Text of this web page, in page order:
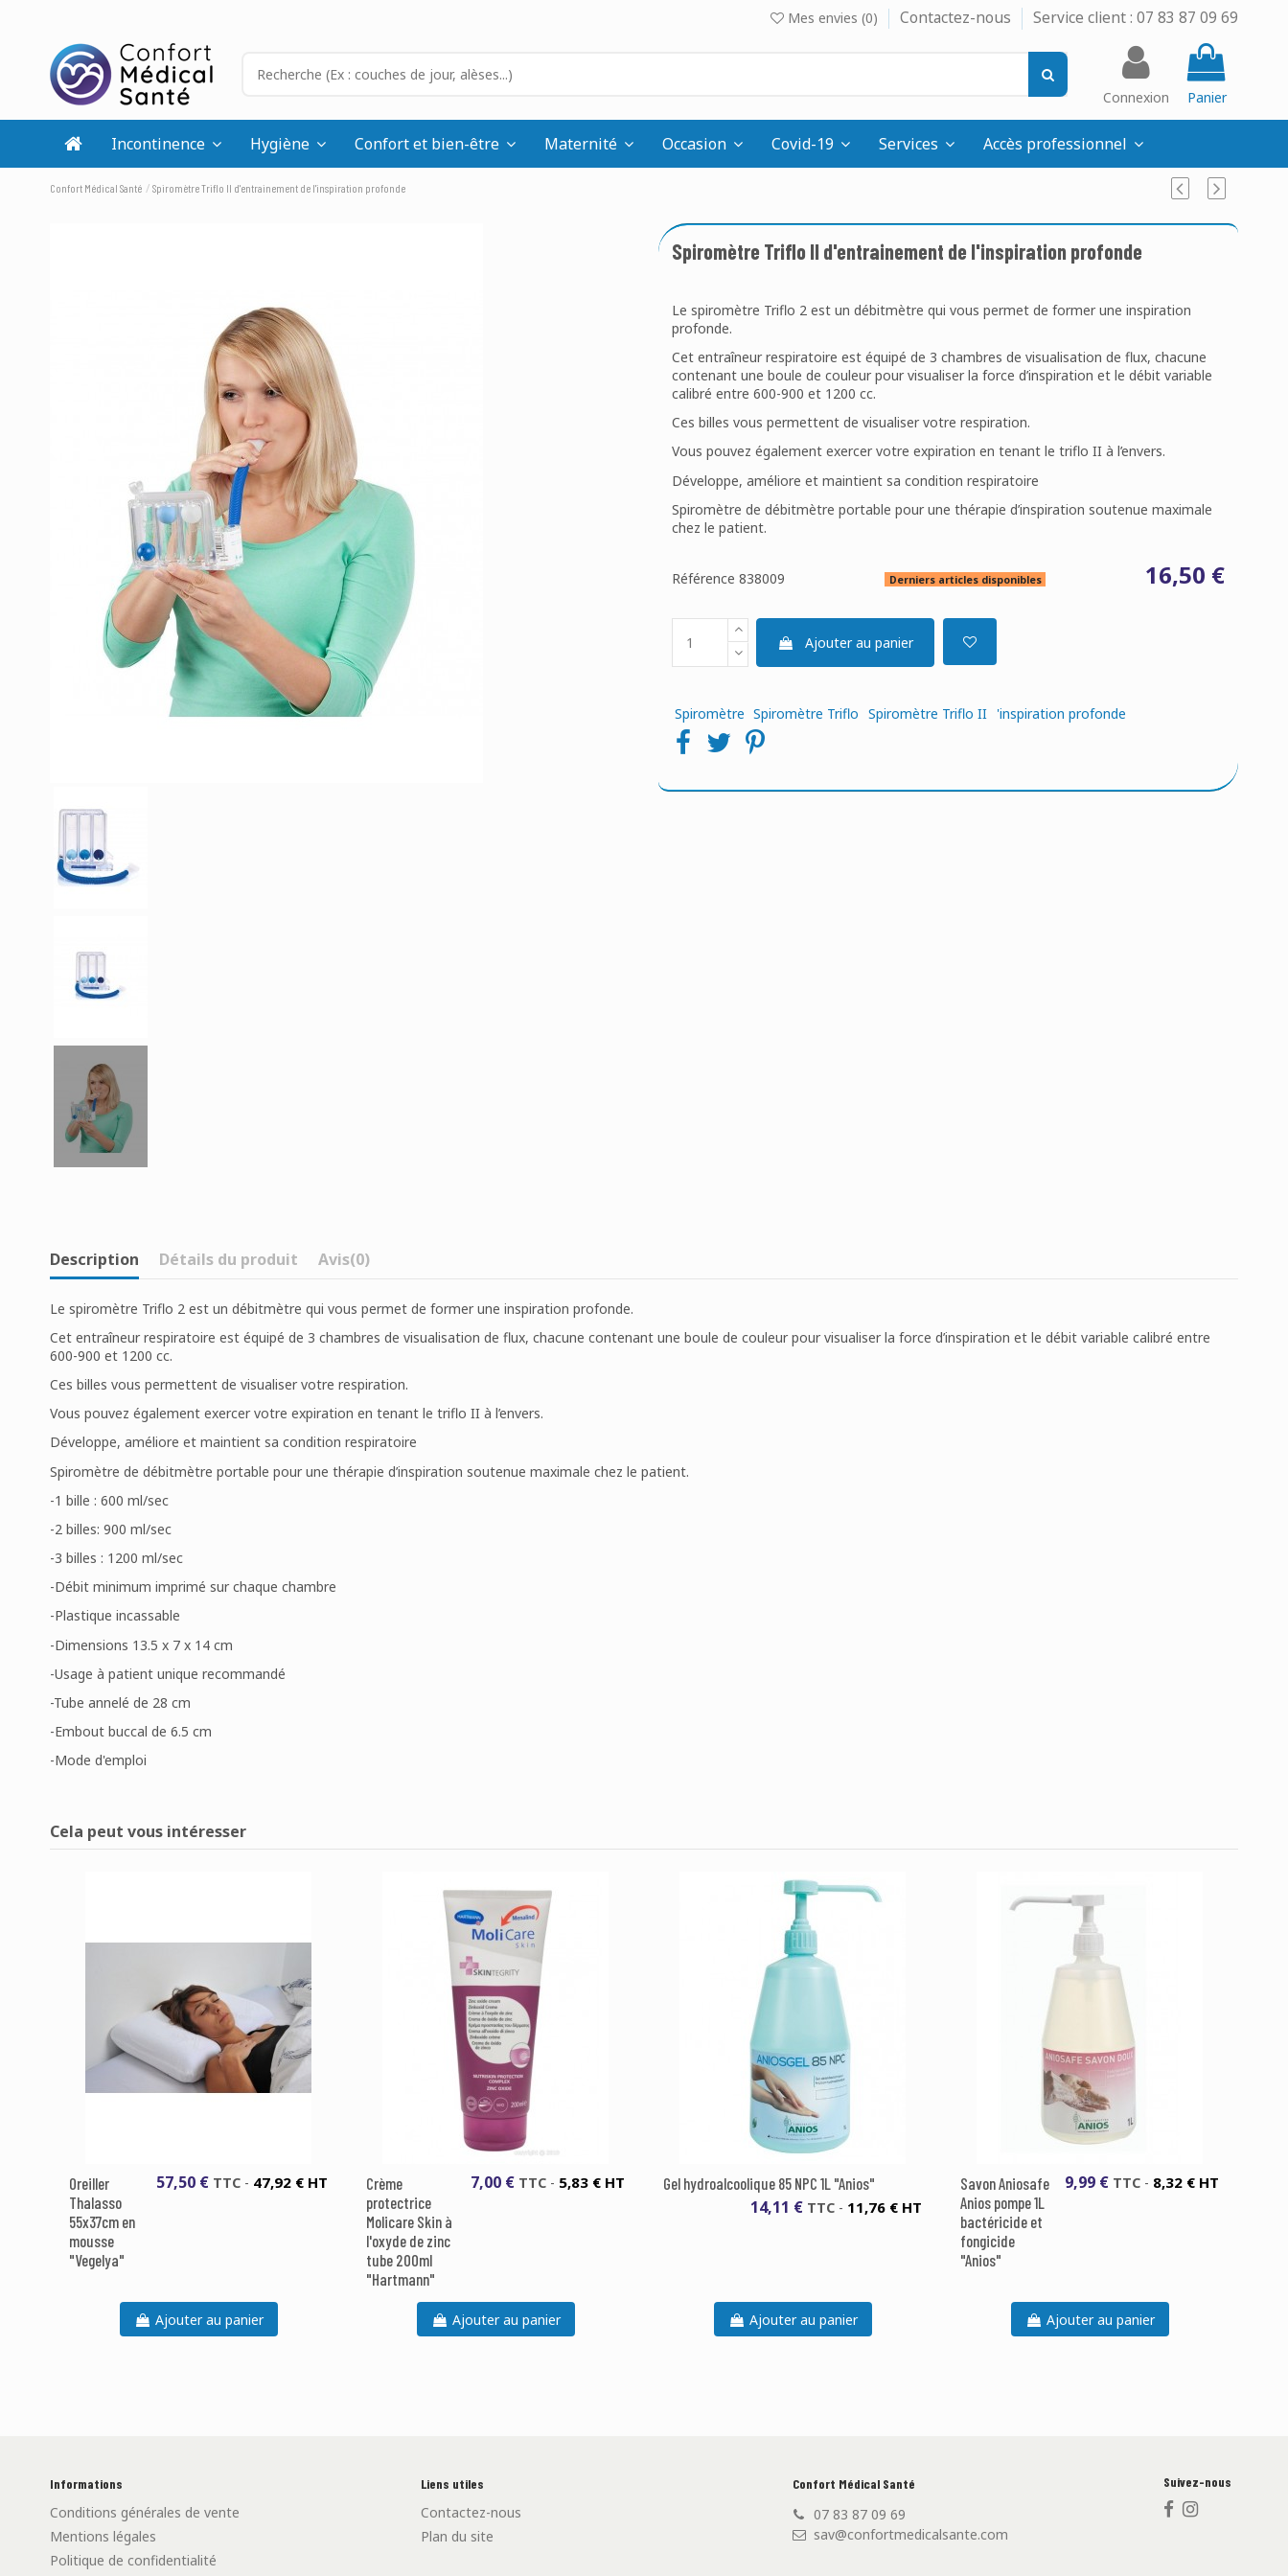
Mes envies (0) Contactez-nous Service client : 07 83 87 09 69
Connexion Panier
Incontinence Hygiène Confort et bien-être Maternité Occasion Covid-19 Services Accès professionnel
Confort Médical Santé Spiromètre Triflo II d'entrainement de l'inspiration profonde
Spiromètre Triflo II d'entrainement de l'inspiration profonde
Le spiromètre Triflo 2 est un débitmètre qui vous permet de former une inspiration
profonde.
Cet entraîneur respiratoire est équipé de 3 chambres de visualisation de flux, chacune
contenant une boule de couleur pour visualiser la force d’inspiration et le débit variable
calibré entre 600-900 et 1200 cc.
Ces billes vous permettent de visualiser votre respiration.
Vous pouvez également exercer votre expiration en tenant le triflo II à l’envers.
Développe, améliore et maintient sa condition respiratoire
Spiromètre de débitmètre portable pour une thérapie d’inspiration soutenue maximale
chez le patient.
Référence 838009 Derniers articles disponibles 16,50 €
Ajouter au panier
Spiromètre Spiromètre Triflo Spiromètre Triflo II 'inspiration profonde
Description Détails du produit Avis(0)
Le spiromètre Triflo 2 est un débitmètre qui vous permet de former une inspiration profonde.
Cet entraîneur respiratoire est équipé de 3 chambres de visualisation de flux, chacune contenant une boule de couleur pour visualiser la force d’inspiration et le débit variable calibré entre
600-900 et 1200 cc.
Ces billes vous permettent de visualiser votre respiration.
Vous pouvez également exercer votre expiration en tenant le triflo II à l’envers.
Développe, améliore et maintient sa condition respiratoire
Spiromètre de débitmètre portable pour une thérapie d’inspiration soutenue maximale chez le patient.
-1 bille : 600 ml/sec
-2 billes: 900 ml/sec
-3 billes : 1200 ml/sec
-Débit minimum imprimé sur chaque chambre
-Plastique incassable
-Dimensions 13.5 x 7 x 14 cm
-Usage à patient unique recommandé
-Tube annelé de 28 cm
-Embout buccal de 6.5 cm
-Mode d'emploi
Cela peut vous intéresser
Oreiller
Thalasso
55x37cm en
mousse
"Vegelya"
57,50 € TTC - 47,92 € HT
Ajouter au panier
Crème
protectrice
Molicare Skin à
l'oxyde de zinc
tube 200ml
"Hartmann"
7,00 € TTC - 5,83 € HT
Ajouter au panier
Gel hydroalcoolique 85 NPC 1L "Anios"
14,11 € TTC - 11,76 € HT
Ajouter au panier
Savon Aniosafe
Anios pompe 1L
bactéricide et
fongicide
"Anios"
9,99 € TTC - 8,32 € HT
Ajouter au panier
Informations
Conditions générales de vente
Mentions légales
Politique de confidentialité
Liens utiles
Contactez-nous
Plan du site
Confort Médical Santé
07 83 87 09 69
sav@confortmedicalsante.com
Suivez-nous